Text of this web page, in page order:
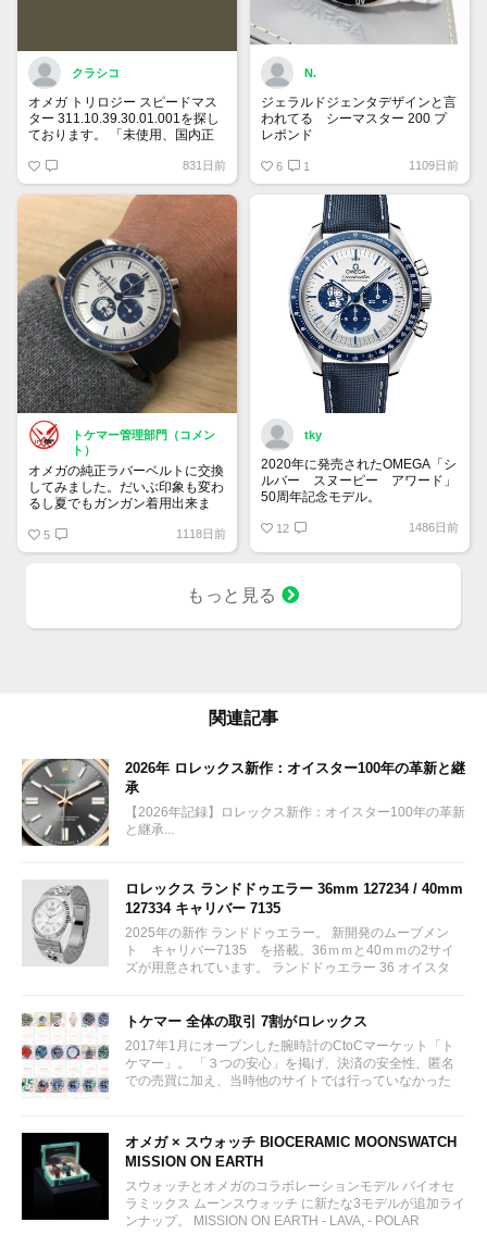
クラシコ
オメガ トリロジー スピードマス
ター 311.10.39.30.01.001を探し
ております。 「未使用、国内正
り希望」 予算は120万円です。
宜しくお願い致します。
831日前
N.
ジェラルドジェンタデザインと言
われてる シーマスター 200 プ
レポンド
は貴重
6 1 1109日前
トケマー管理部門（コメン
ト）
オメガの純正ラバーベルトに交換
してみました。だいぶ印象も変わ
るし夏でもガンガン着用出来ま
5 1118日前
tky
2020年に発売されたOMEGA「シ
ルバー スヌーピー アワード」
50周年記念モデル。
とベゼルやインダイヤルの少し暗
ピーが現れるというユニークなモ
12 1486日前
もっと見る
関連記事
2026年 ロレックス新作：オイスター100年の革新と継
承
【2026年記録】ロレックス新作：オイスター100年の革新
と継承...
ロレックス ランドドゥエラー 36mm 127234 / 40mm
127334 キャリバー 7135
2025年の新作 ランドドゥエラー。 新開発のムーブメン
ト キャリバー7135 を搭載。36ｍｍと40ｍｍの2サイ
ズが用意されています。 ランドドゥエラー 36 オイスタ
トケマー 全体の取引 7割がロレックス
2017年1月にオープンした腕時計のCtoCマーケット「ト
ケマー」。 「３つの安心」を掲げ、決済の安全性、匿名
での売買に加え、当時他のサイトでは行っていなかった
オメガ × スウォッチ BIOCERAMIC MOONSWATCH
MISSION ON EARTH
スウォッチとオメガのコラボレーションモデル バイオセ
ラミックス ムーンスウォッチ に新たな3モデルが追加ライ
ンナップ。 MISSION ON EARTH - LAVA, - POLAR